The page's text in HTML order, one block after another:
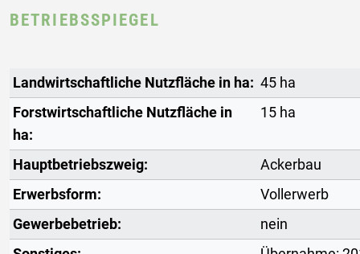
BETRIEBSSPIEGEL
Landwirtschaftliche Nutzfläche in ha: 45 ha
Forstwirtschaftliche Nutzfläche in
ha:
15 ha
Hauptbetriebszweig:
Ackerbau
Erwerbsform:
Vollerwerb
Gewerbebetrieb:
nein